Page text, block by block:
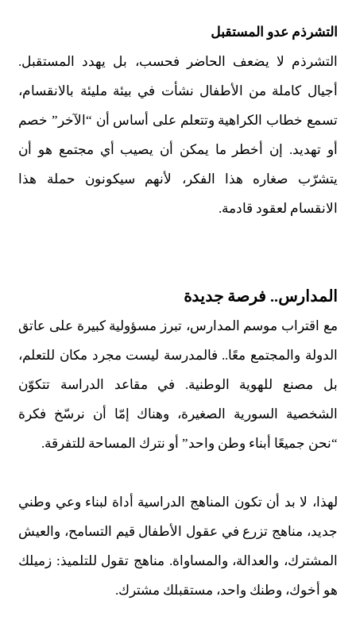
التشرذم عدو المستقبل
التشرذم لا يضعف الحاضر فحسب، بل يهدد المستقبل.
أجيال كاملة من الأطفال نشأت في بيئة مليئة بالانقسام،
تسمع خطاب الكراهية وتتعلم على أساس أن “الآخر” خصم
أو تهديد. إن أخطر ما يمكن أن يصيب أي مجتمع هو أن
يتشرّب صغاره هذا الفكر، لأنهم سيكونون حملة هذا
الانقسام لعقود قادمة.
المدارس.. فرصة جديدة
مع اقتراب موسم المدارس، تبرز مسؤولية كبيرة على عاتق
الدولة والمجتمع معًا.. فالمدرسة ليست مجرد مكان للتعلم،
بل مصنع للهوية الوطنية. في مقاعد الدراسة تتكوّن
الشخصية السورية الصغيرة، وهناك إمّا أن نرسّخ فكرة
“نحن جميعًا أبناء وطن واحد” أو نترك المساحة للتفرقة.
لهذا، لا بد أن تكون المناهج الدراسية أداة لبناء وعي وطني
جديد، مناهج تزرع في عقول الأطفال قيم التسامح، والعيش
المشترك، والعدالة، والمساواة. مناهج تقول للتلميذ: زميلك
هو أخوك، وطنك واحد، مستقبلك مشترك.